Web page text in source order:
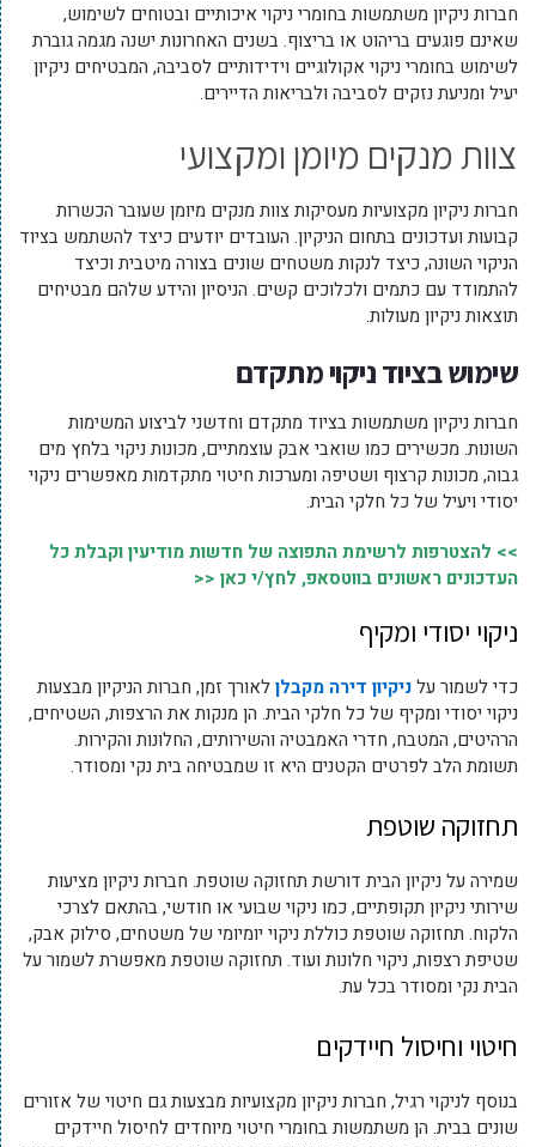
חברות ניקיון משתמשות בחומרי ניקוי איכותיים ובטוחים לשימוש,
שאינם פוגעים בריהוט או בריצוף. בשנים האחרונות ישנה מגמה גוברת
לשימוש בחומרי ניקוי אקולוגיים וידידותיים לסביבה, המבטיחים ניקיון
יעיל ומניעת נזקים לסביבה ולבריאות הדיירים.
צוות מנקים מיומן ומקצועי
חברות ניקיון מקצועיות מעסיקות צוות מנקים מיומן שעובר הכשרות
קבועות ועדכונים בתחום הניקיון. העובדים יודעים כיצד להשתמש בציוד
הניקוי השונה, כיצד לנקות משטחים שונים בצורה מיטבית וכיצד
להתמודד עם כתמים ולכלוכים קשים. הניסיון והידע שלהם מבטיחים
תוצאות ניקיון מעולות.
שימוש בציוד ניקוי מתקדם
חברות ניקיון משתמשות בציוד מתקדם וחדשני לביצוע המשימות
השונות. מכשירים כמו שואבי אבק עוצמתיים, מכונות ניקוי בלחץ מים
גבוה, מכונות קרצוף ושטיפה ומערכות חיטוי מתקדמות מאפשרים ניקוי
יסודי ויעיל של כל חלקי הבית.
>> להצטרפות לרשימת התפוצה של חדשות מודיעין וקבלת כל
העדכונים ראשונים בווטסאפ, לחץ/י כאן <<
ניקוי יסודי ומקיף
כדי לשמור עלניקיון דירה מקבלןלאורך זמן, חברות הניקיון מבצעות
ניקוי יסודי ומקיף של כל חלקי הבית. הן מנקות את הרצפות, השטיחים,
הרהיטים, המטבח, חדרי האמבטיה והשירותים, החלונות והקירות.
תשומת הלב לפרטים הקטנים היא זו שמבטיחה בית נקי ומסודר.
תחזוקה שוטפת
שמירה על ניקיון הבית דורשת תחזוקה שוטפת. חברות ניקיון מציעות
שירותי ניקיון תקופתיים, כמו ניקוי שבועי או חודשי, בהתאם לצרכי
הלקוח. תחזוקה שוטפת כוללת ניקוי יומיומי של משטחים, סילוק אבק,
שטיפת רצפות, ניקוי חלונות ועוד. תחזוקה שוטפת מאפשרת לשמור על
הבית נקי ומסודר בכל עת.
חיטוי וחיסול חיידקים
בנוסף לניקוי רגיל, חברות ניקיון מקצועיות מבצעות גם חיטוי של אזורים
שונים בבית. הן משתמשות בחומרי חיטוי מיוחדים לחיסול חיידקים